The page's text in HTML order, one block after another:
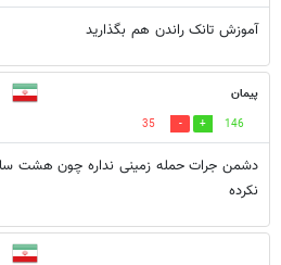
آموزش تانک راندن هم بگذارید
پیمان
146
35
دشمن جرات حمله زمینی نداره چون هشت
نکرده